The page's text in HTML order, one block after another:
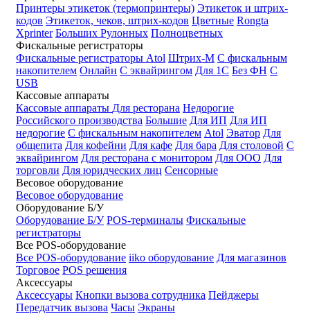
Принтеры этикеток (термопринтеры) Этикеток и штрих-
кодов Этикеток, чеков, штрих-кодов Цветные Rongta
Xprinter Больших Рулонных Полноцветных
Фискальные регистраторы
Фискальные регистраторы Atol Штрих-М С фискальным
накопителем Онлайн С эквайрингом Для 1С Без ФН С
USB
Кассовые аппараты
Кассовые аппараты Для ресторана Недорогие
Российского производства Большие Для ИП Для ИП
недорогие С фискальным накопителем Atol Эватор Для
общепита Для кофейни Для кафе Для бара Для столовой С
эквайрингом Для ресторана с монитором Для ООО Для
торговли Для юридческих лиц Сенсорные
Весовое оборудование
Весовое оборудование
Оборудование Б/У
Оборудование Б/У POS-терминалы Фискальные
регистраторы
Все POS-оборудование
Все POS-оборудование iiko оборудование Для магазинов
Торговое POS решения
Аксессуары
Аксессуары Кнопки вызова сотрудника Пейджеры
Передатчик вызова Часы Экраны